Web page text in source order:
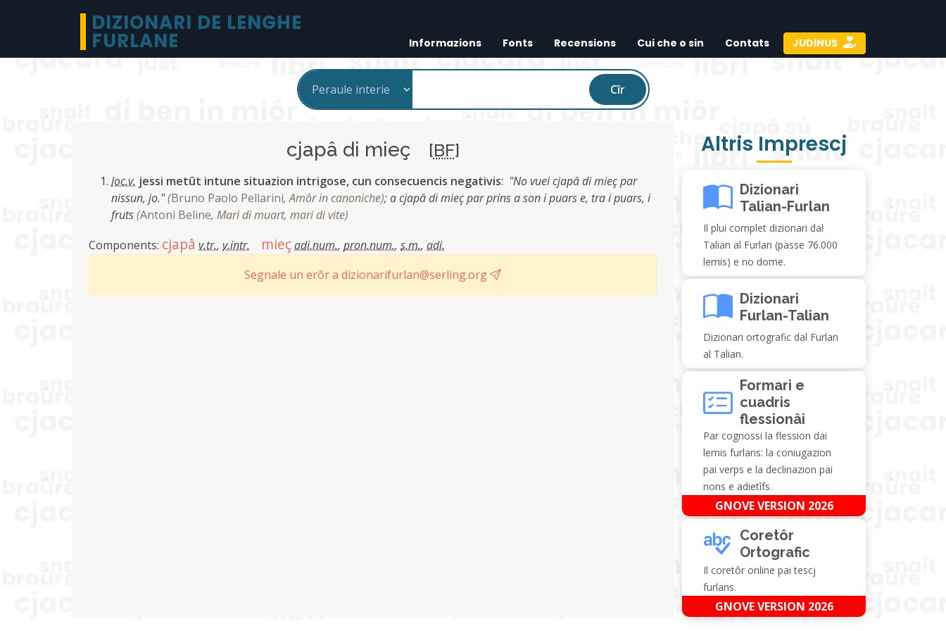
DIZIONARI DE LENGHE
FURLANE Informazions Fonts Recensions Cui che o sin Contats JUDINUS
Cîr
cjapâ di mieç [BF]
loc.v. jessi metût intune situazion intrigose, cun consecuencis negativis: "No vuei cjapâ di mieç par
nissun, jo."(Bruno Paolo Pellarini,Amôr in canoniche);a cjapâ di mieç par prins a son i puars e, tra i puars, i
fruts(Antoni Beline, Mari di muart, mari di vite)
Components: cjapâ v.tr., v.intr. mieçadi.num., pron.num., s.m., adi.
Segnale un erôr a dizionarifurlan@serling.org
Altris Imprescj
Dizionari
Talian-Furlan
Il plui complet dizionari dal
Talian al Furlan (passe 76.000
lemis) e no dome.
Dizionari
Furlan-Talian
Dizionari ortografic dal Furlan
al Talian.
Formari e
cuadris
flessionâi
Par cognossi la flession dai
lemis furlans: la coniugazion
pai verps e la declinazion pai
nons e adietîfs.
GNOVE VERSION 2026
Coretôr
Ortografic
Il coretôr online pai tescj
furlans.
GNOVE VERSION 2026